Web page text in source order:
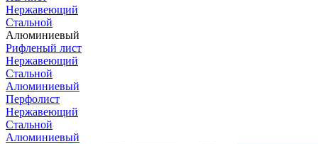
Нержавеющий
Стальной
Алюминиевый
Рифленый лист
Нержавеющий
Стальной
Алюминиевый
Перфолист
Нержавеющий
Стальной
Алюминиевый